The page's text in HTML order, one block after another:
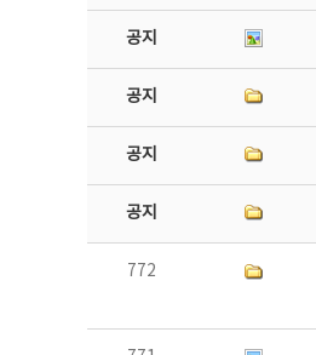
공지
공지
공지
공지
772